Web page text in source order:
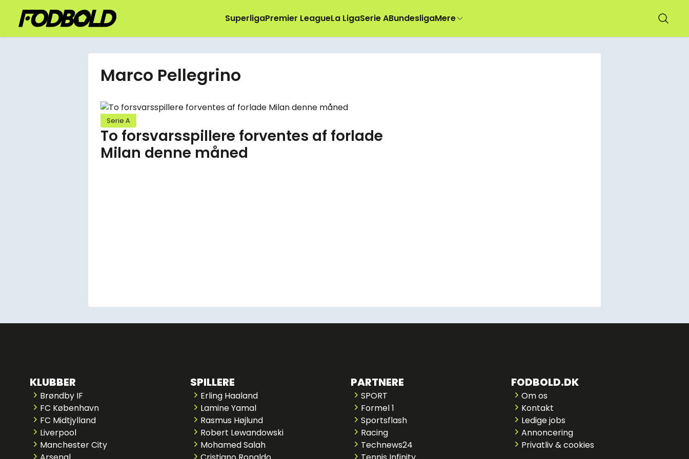
SuperligaPremier LeagueLa LigaSerie ABundesligaMere
Marco Pellegrino
Serie A
To forsvarsspillere forventes af forlade
Milan denne måned
KLUBBER
Brøndby IF
FC København
FC Midtjylland
Liverpool
Manchester City
SPILLERE
Erling Haaland
Lamine Yamal
Rasmus Højlund
Robert Lewandowski
Mohamed Salah
PARTNERE
SPORT
Formel 1
Sportsflash
Racing
Technews24
FODBOLD.DK
Om os
Kontakt
Ledige jobs
Annoncering
Privatliv & cookies